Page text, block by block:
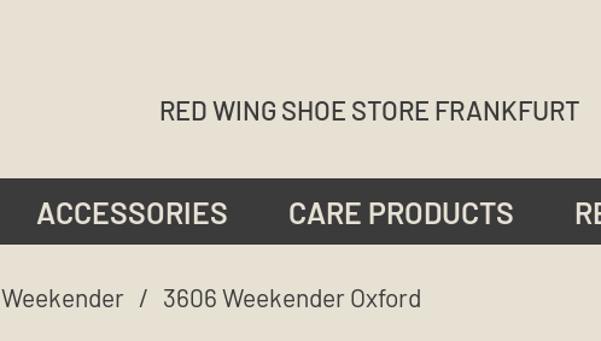
RED WING SHOE STORE FRANKFURT
ACCESSORIES CARE PRODUCTS
Weekender / 3606 Weekender Oxford